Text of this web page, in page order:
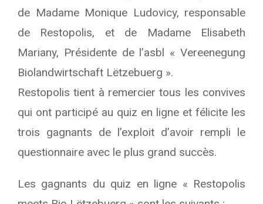
de Madame Monique Ludovicy, responsable
de Restopolis, et de Madame Elisabeth
Mariany, Présidente de l’asbl « Vereenegung
Biolandwirtschaft Lëtzebuerg ».
Restopolis tient à remercier tous les convives
qui ont participé au quiz en ligne et félicite les
trois gagnants de l’exploit d’avoir rempli le
questionnaire avec le plus grand succès.
Les gagnants du quiz en ligne « Restopolis